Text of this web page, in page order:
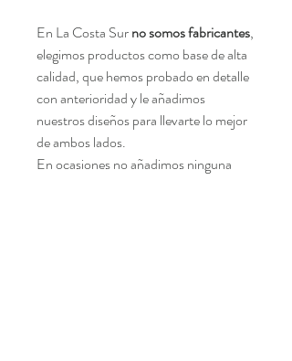
En La Costa Surno somos fabricantes,
elegimos productos como base de alta
calidad, que hemos probado en detalle
con anterioridad y le añadimos
nuestros diseños para llevarte lo mejor
de ambos lados.
En ocasiones no añadimos ninguna